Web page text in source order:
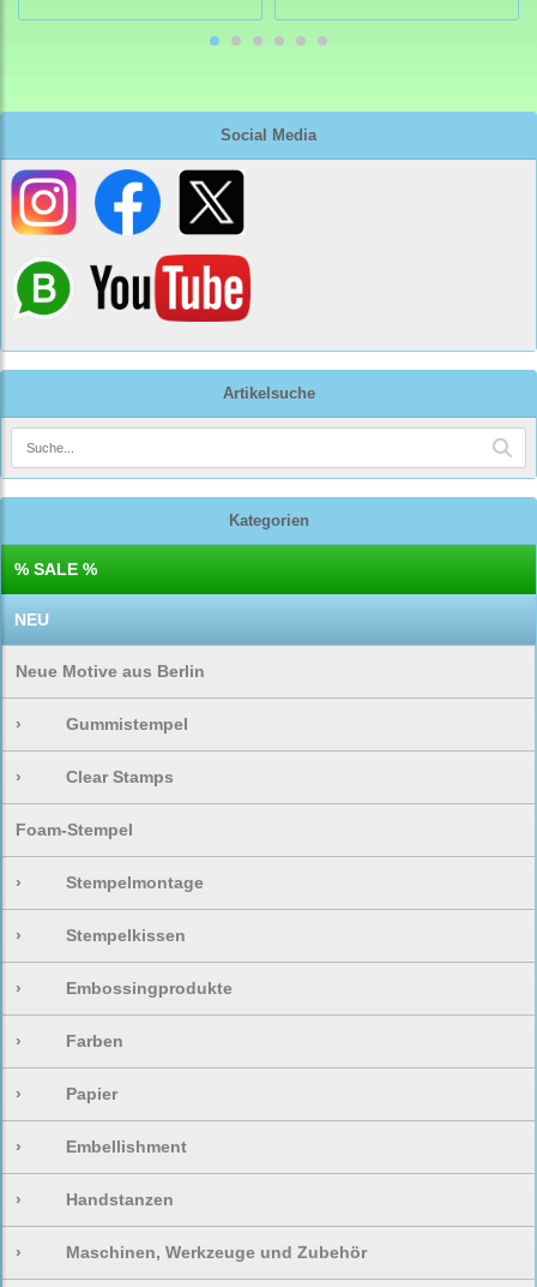
Social Media
Artikelsuche
Kategorien
% SALE %
NEU
Neue Motive aus Berlin
› Gummistempel
› Clear Stamps
Foam-Stempel
› Stempelmontage
› Stempelkissen
› Embossingprodukte
› Farben
› Papier
› Embellishment
› Handstanzen
› Maschinen, Werkzeuge und Zubehör